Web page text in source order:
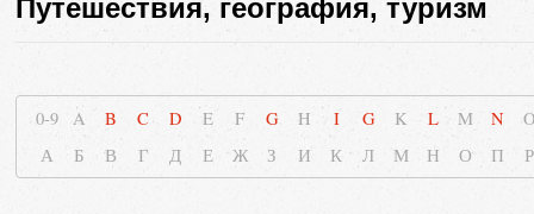
Путешествия, география, туризм
0-9 A B C D E F G H I G K L M N
А
Б В Г Д Е Ж З И К Л М Н О П Р